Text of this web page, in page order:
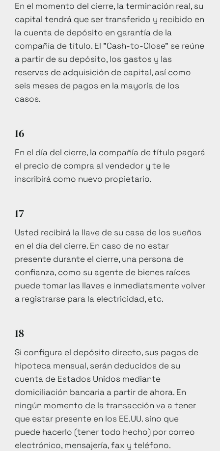
En el momento del cierre, la terminación real, su
capital tendrá que ser transferido y recibido en
la cuenta de depósito en garantía de la
compañía de título. El "Cash-to-Close" se reúne
a partir de su depósito, los gastos y las
reservas de adquisición de capital, así como
seis meses de pagos en la mayoría de los
casos.
16
En el día del cierre, la compañía de título pagará
el precio de compra al vendedor y te le
inscribirá como nuevo propietario.
17
Usted recibirá la llave de su casa de los sueños
en el día del cierre. En caso de no estar
presente durante el cierre, una persona de
confianza, como su agente de bienes raíces
puede tomar las llaves e inmediatamente volver
a registrarse para la electricidad, etc.
18
Si configura el depósito directo, sus pagos de
hipoteca mensual, serán deducidos de su
cuenta de Estados Unidos mediante
domiciliación bancaria a partir de ahora. En
ningún momento de la transacción va a tener
que estar presente en los EE.UU. sino que
puede hacerlo (tener todo hecho) por correo
electrónico, mensajería, fax y teléfono.